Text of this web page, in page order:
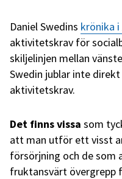
Daniel Swedins krönika
aktivitetskrav för
skiljelinjen mellan
Swedin jublar inte
aktivitetskrav.
Det finns vissa som
att man utför ett visst
försörjning och de som
fruktansvärt övergrepp